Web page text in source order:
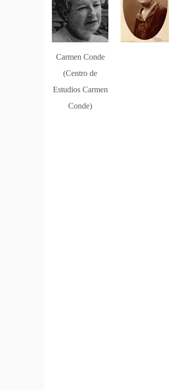
Carmen Conde
(Centro de
Estudios Carmen
Conde)